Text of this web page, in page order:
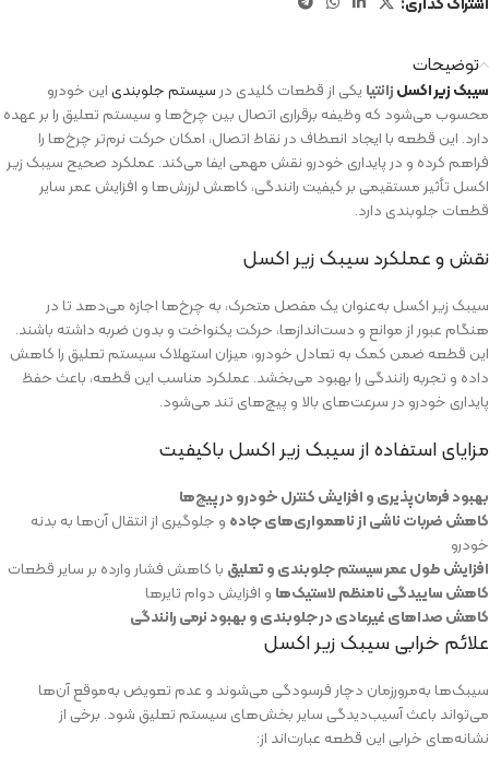
توضیحات
سیبک زیر اکسلزانتیا یکی از قطعات کلیدی درسیستم جلوبندیاین خودرو
محسوب می‌شود که وظیفه برقراری اتصال بین چرخ‌ها و سیستم تعلیق را بر عهده
دارد. این قطعه با ایجاد انعطاف در نقاط اتصال، امکان حرکت نرم‌تر چرخ‌ها را
فراهم کرده و در پایداری خودرو نقش مهمی ایفا می‌کند. عملکرد صحیح سیبک زیر
اکسل تأثیر مستقیمی بر کیفیت رانندگی، کاهش لرزش‌ها و افزایش عمر سایر
قطعات جلوبندی دارد.
نقش و عملکرد سیبک زیر اکسل
سیبک زیر اکسل به‌عنوان یک مفصل متحرک، به چرخ‌ها اجازه می‌دهد تا در
هنگام عبور از موانع و دست‌اندازها، حرکت یکنواخت و بدون ضربه داشته باشند.
این قطعه ضمن کمک به تعادل خودرو، میزان استهلاک سیستم تعلیق را کاهش
داده و تجربه رانندگی را بهبود می‌بخشد. عملکرد مناسب این قطعه، باعث حفظ
پایداری خودرو در سرعت‌های بالا و پیچ‌های تند می‌شود.
مزایای استفاده از سیبک زیر اکسل باکیفیت
بهبود فرمان‌پذیری و افزایش کنترل خودرو در پیچ‌ها
کاهش ضربات ناشی از ناهمواری‌های جاده و جلوگیری از انتقال آن‌ها به بدنه
خودرو
افزایش طول عمر سیستم جلوبندی و تعلیق با کاهش فشار وارده بر سایر قطعات
کاهش ساییدگی نامنظم لاستیک‌ها و افزایش دوام تایرها
کاهش صداهای غیرعادی در جلوبندی و بهبود نرمی رانندگی
علائم خرابی سیبک زیر اکسل
سیبک‌ها به‌مرورزمان دچار فرسودگی می‌شوند و عدم تعویض به‌موقع آن‌ها
می‌تواند باعث آسیب‌دیدگی سایر بخش‌های سیستم تعلیق شود. برخی از
نشانه‌های خرابی این قطعه عبارت‌اند از: